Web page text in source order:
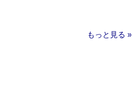
もっと見る »